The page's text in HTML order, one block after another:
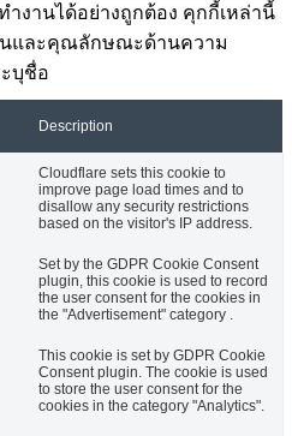
ำงานได้อย่างถูกต้อง คุกกี้เหล่านี้
และคุณลักษณะด้านความ
บุชื่อ
Description
Cloudflare sets this cookie to
improve page load times and to
disallow any security restrictions
based on the visitor's IP address.
Set by the GDPR Cookie Consent
plugin, this cookie is used to record
the user consent for the cookies in
the "Advertisement" category .
This cookie is set by GDPR Cookie
Consent plugin. The cookie is used
to store the user consent for the
cookies in the category "Analytics".